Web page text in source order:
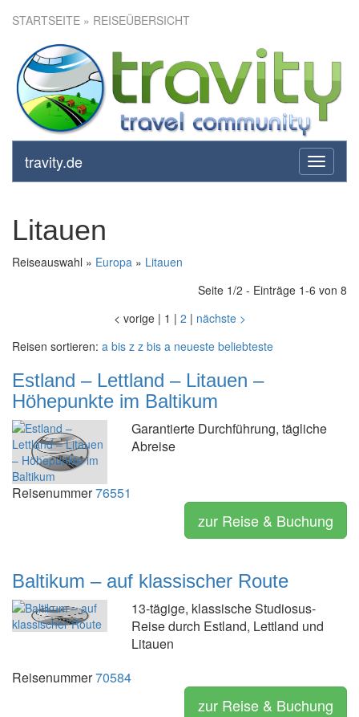
STARTSEITE » REISEÜBERSICHT
toggle
travity.de
Litauen
Reiseauswahl » Europa » Litauen
Seite 1/2 - Einträge 1-6 von 8
< vorige | 1 | 2 | nächste >
Reisen sortieren: a bis z z bis a neueste beliebteste
Estland – Lettland – Litauen –
Höhepunkte im Baltikum
Garantierte Durchführung, tägliche
Abreise
Reisenummer76551
zur Reise & Buchung
Baltikum – auf klassischer Route
13-tägige, klassische Studiosus-
Reise durch Estland, Lettland und
Litauen
Reisenummer70584
zur Reise & Buchung